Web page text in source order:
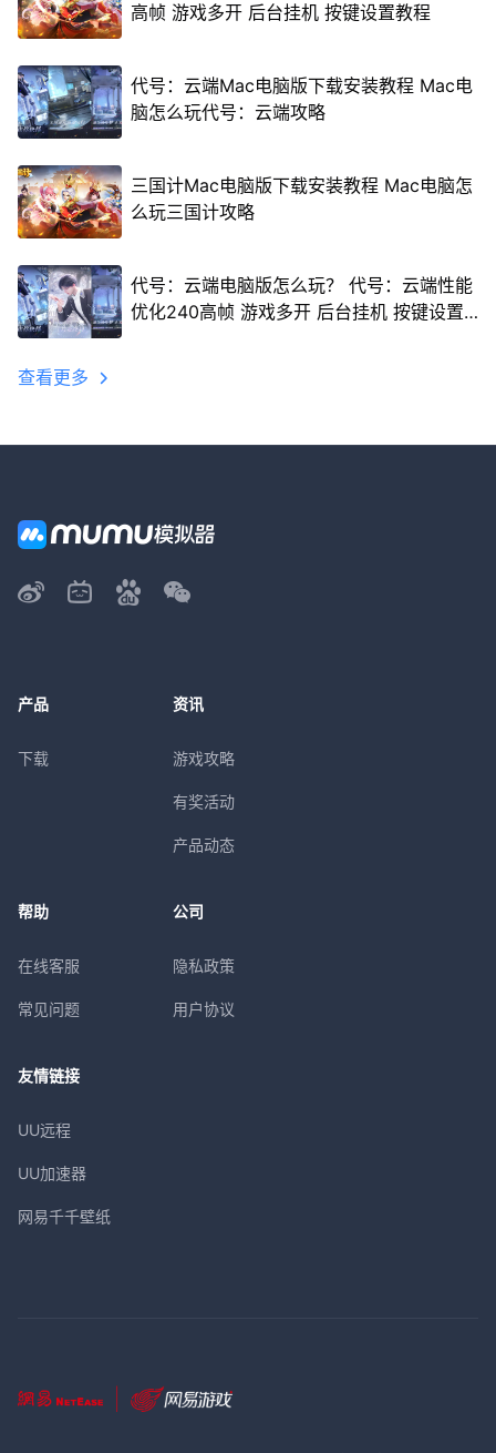
高帧 游戏多开 后台挂机 按键设置教程
代号：云端Mac电脑版下载安装教程 Mac电
脑怎么玩代号：云端攻略
三国计Mac电脑版下载安装教程 Mac电脑怎
么玩三国计攻略
代号：云端电脑版怎么玩？ 代号：云端性能
优化240高帧 游戏多开 后台挂机 按键设置
查看更多
产品
下载
资讯
游戏攻略
有奖活动
产品动态
帮助
在线客服
常见问题
公司
隐私政策
用户协议
友情链接
UU远程
UU加速器
网易千千壁纸